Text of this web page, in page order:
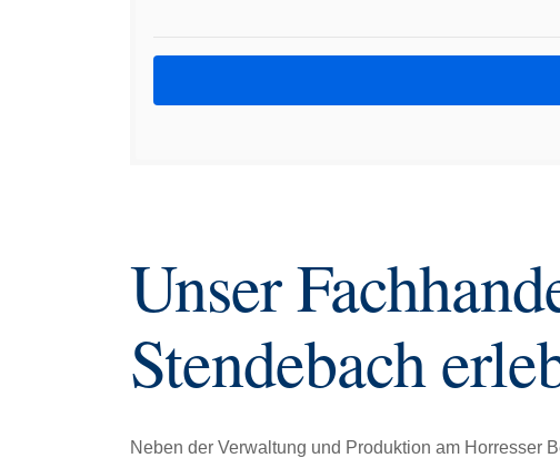
Unser
Stendebach
Neben der Verwaltung und Produktion am Horresser